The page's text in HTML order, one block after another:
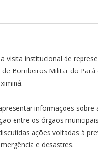
visita institucional de
Bombeiros Militar do Pará
informações sobre
entre os órgãos
ações voltadas à
e desastres.